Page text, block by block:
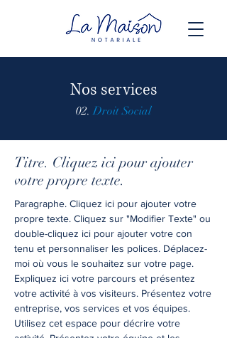
Nos services
02.Droit Social
Paragraphe. Cliquez ici pour ajouter votre
propre texte. Cliquez sur "Modifier Texte" ou
double-cliquez ici pour ajouter votre con
tenu et personnaliser les polices. Déplacez-
moi où vous le souhaitez sur votre page.
Expliquez ici votre parcours et présentez
votre activité à vos visiteurs. Présentez votre
entreprise, vos services et vos équipes.
Utilisez cet espace pour décrire votre
Titre. Cliquez ici pour ajouter
votre propre texte.